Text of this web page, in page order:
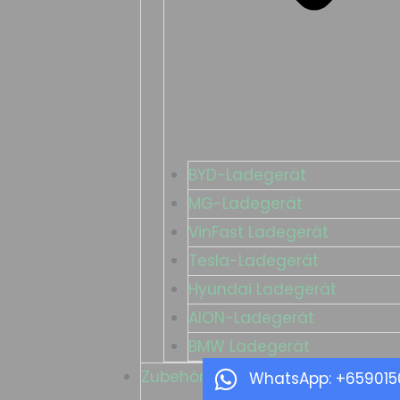
BYD-Ladegerät
MG-Ladegerät
VinFast Ladegerät
Tesla-Ladegerät
Hyundai Ladegerät
AION-Ladegerät
BMW Ladegerät
Zubehör zum Aufladen
WhatsApp: